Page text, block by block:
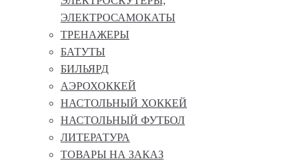
ЭЛЕКТРОСАМОКАТЫ
ТРЕНАЖЕРЫ
БАТУТЫ
БИЛЬЯРД
АЭРОХОККЕЙ
НАСТОЛЬНЫЙ ХОККЕЙ
НАСТОЛЬНЫЙ ФУТБОЛ
ЛИТЕРАТУРА
ТОВАРЫ НА ЗАКАЗ